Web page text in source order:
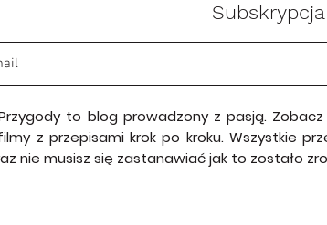
Subskrypcja
to blog prowadzony z pasją.
z przepisami krok po kroku. Wszystkie
nie musisz się zastanawiać jak to zostało